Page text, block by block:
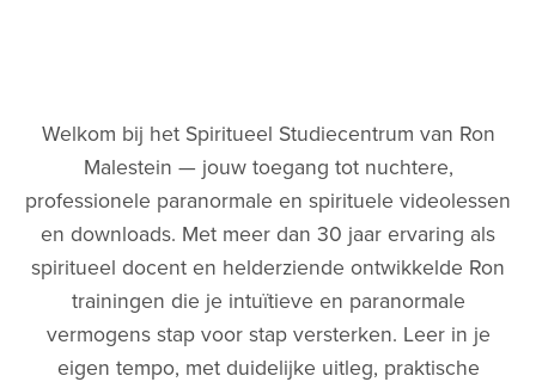
Welkom bij het Spiritueel Studiecentrum van Ron
Malestein — jouw toegang tot nuchtere,
professionele paranormale en spirituele videolessen
en downloads. Met meer dan 30 jaar ervaring als
spiritueel docent en helderziende ontwikkelde Ron
trainingen die je intuïtieve en paranormale
vermogens stap voor stap versterken. Leer in je
eigen tempo, met duidelijke uitleg, praktische